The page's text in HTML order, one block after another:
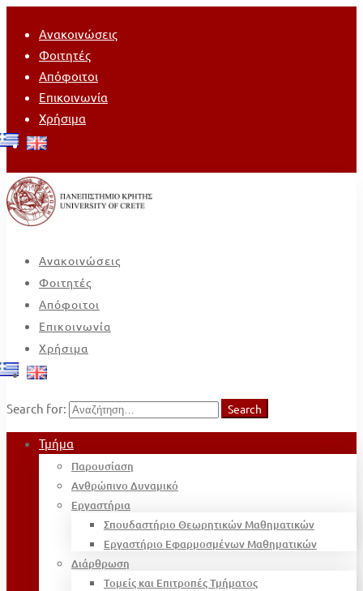
Ανακοινώσεις
Φοιτητές
Απόφοιτοι
Επικοινωνία
Χρήσιμα
Ανακοινώσεις
Φοιτητές
Απόφοιτοι
Επικοινωνία
Χρήσιμα
Search for: Search
Τμήμα
Παρουσίαση
Ανθρώπινο Δυναμικό
Εργαστήρια
Σπουδαστήριο Θεωρητικών Μαθηματικών
Εργαστήριο Εφαρμοσμένων Μαθηματικών
Διάρθρωση
Τομείς και Επιτροπές Τμήματος